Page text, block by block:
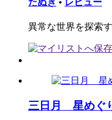
たぬき • レビュー
異常な世界を探索
三日月 星めぐ